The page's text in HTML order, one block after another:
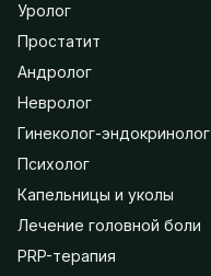
Уролог
Простатит
Андролог
Невролог
Гинеколог-эндокринолог
Психолог
Капельницы и уколы
Лечение головной боли
PRP-терапия